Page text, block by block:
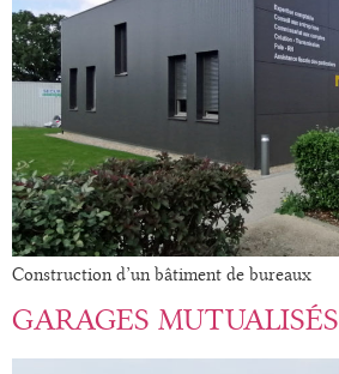
Construction d’un bâtiment de bureaux
GARAGES MUTUALISÉS